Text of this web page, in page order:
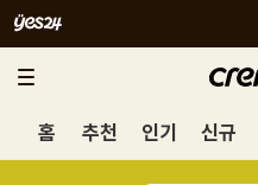
홈 추천 인기 신규